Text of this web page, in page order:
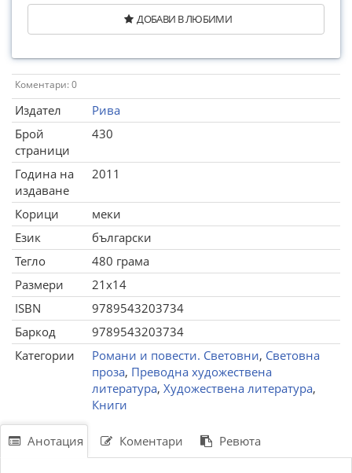
ДОБАВИ В ЛЮБИМИ
Коментари: 0
Издател
Рива
Брой
страници
430
Година на
издаване
2011
Корици
меки
Език
български
Тегло
480 грама
Размери
21x14
ISBN
9789543203734
Баркод
9789543203734
Категории
Романи и повести. Световни, Световна
проза, Преводна художествена
литература, Художествена литература,
Книги
Анотация Коментари Ревюта